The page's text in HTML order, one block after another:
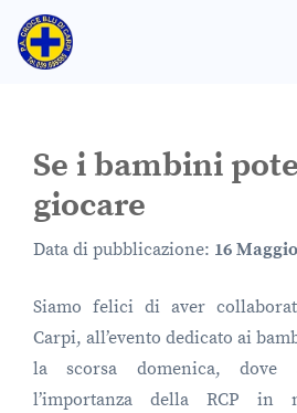
Se i bambini
giocare
Data di pubblicazione: 16
Siamo felici di aver
Carpi, all’evento dedicato ai
la scorsa domenica, dove
l’importanza della RCP in